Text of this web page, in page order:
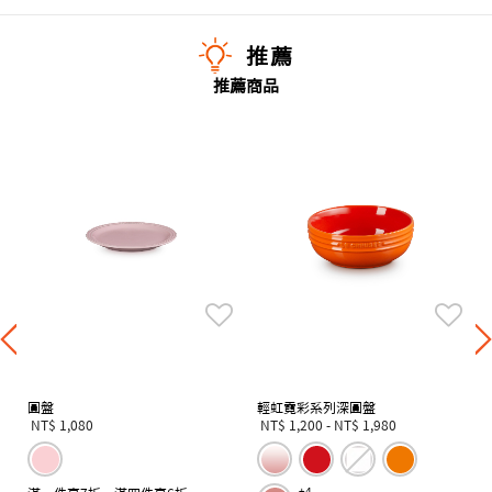
推薦
推薦商品
圓盤
NT$ 1,080
輕虹霓彩系列深圓盤
NT$ 1,200 - NT$ 1,980